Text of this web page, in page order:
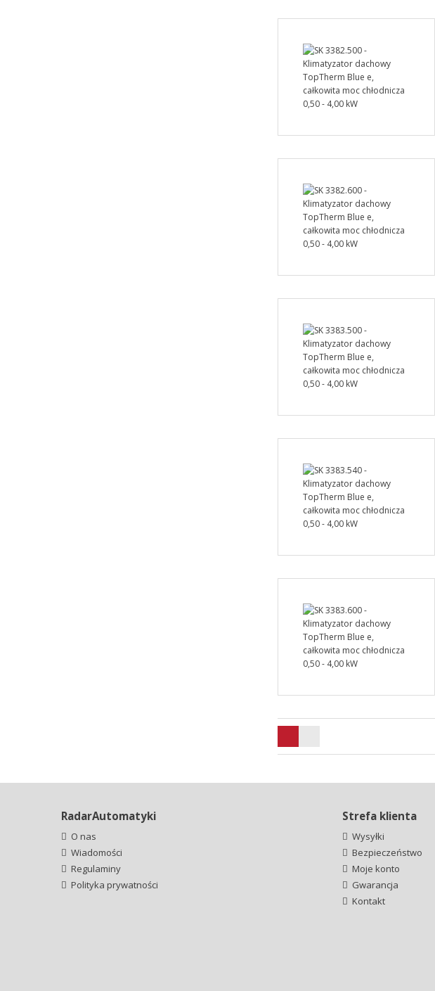
RadarAutomatyki
O nas
Wiadomości
Regulaminy
Polityka prywatności
Strefa klienta
Wysyłki
Bezpieczeństwo
Moje konto
Gwarancja
Kontakt